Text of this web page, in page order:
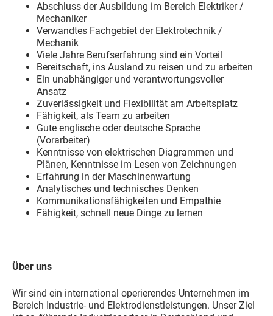
Abschluss der Ausbildung im Bereich Elektriker /
Mechaniker
Verwandtes Fachgebiet der Elektrotechnik /
Mechanik
Viele Jahre Berufserfahrung sind ein Vorteil
Bereitschaft, ins Ausland zu reisen und zu arbeiten
Ein unabhängiger und verantwortungsvoller
Ansatz
Zuverlässigkeit und Flexibilität am Arbeitsplatz
Fähigkeit, als Team zu arbeiten
Gute englische oder deutsche Sprache
(Vorarbeiter)
Kenntnisse von elektrischen Diagrammen und
Plänen, Kenntnisse im Lesen von Zeichnungen
Erfahrung in der Maschinenwartung
Analytisches und technisches Denken
Kommunikationsfähigkeiten und Empathie
Fähigkeit, schnell neue Dinge zu lernen
Über uns
Wir sind ein international operierendes Unternehmen im
Bereich Industrie- und Elektrodienstleistungen. Unser Ziel